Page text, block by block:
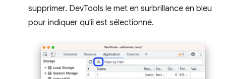
supprimer. DevTools le met en surbrillance en bleu
pour indiquer qu'il est sélectionné.